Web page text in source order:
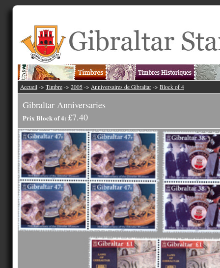
Accueil -> Timbre -> 2005 -> Anniversaires de Gibraltar -> Block of 4
Gibraltar Anniversaries
Prix Block of 4: £7.40